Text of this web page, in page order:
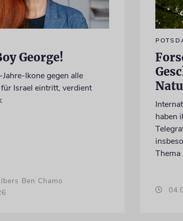
George!
Ikone gegen alle
Israel eintritt, verdient
Ben Chamo
haben